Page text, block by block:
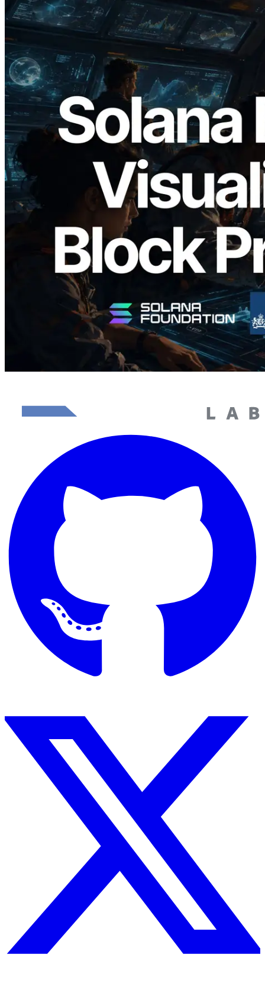
2026.05.24
Validators Solutions lanza el Solana Block
Analyzer — Visualización del tiempo de
producción de bloque por slot y del
Validador asignado
Leer este artículo